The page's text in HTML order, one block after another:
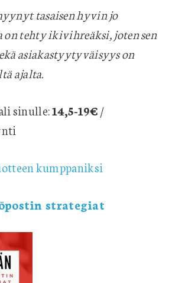
tasaisen hyvin jo
on tehty ikivihreäksi, joten sen
asiakastyytyväisyys on
ajalta.
sinulle:14,5-19€ /
kumppaniksi
strategiat